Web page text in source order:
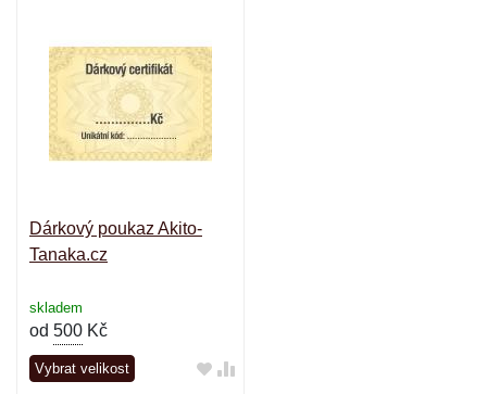
Dárkový poukaz Akito-
Tanaka.cz
skladem
od 500 Kč
Vybrat velikost